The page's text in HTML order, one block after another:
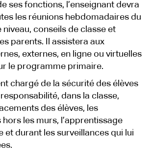
ses fonctions, l’enseignant devra
les réunions hebdomadaires du
niveau, conseils de classe et
parents. Il assistera aux
externes, en ligne ou virtuelles
le programme primaire.
chargé de la sécurité des élèves
dans la classe,
des élèves, les
les murs, l’apprentissage
et durant les surveillances qui lui